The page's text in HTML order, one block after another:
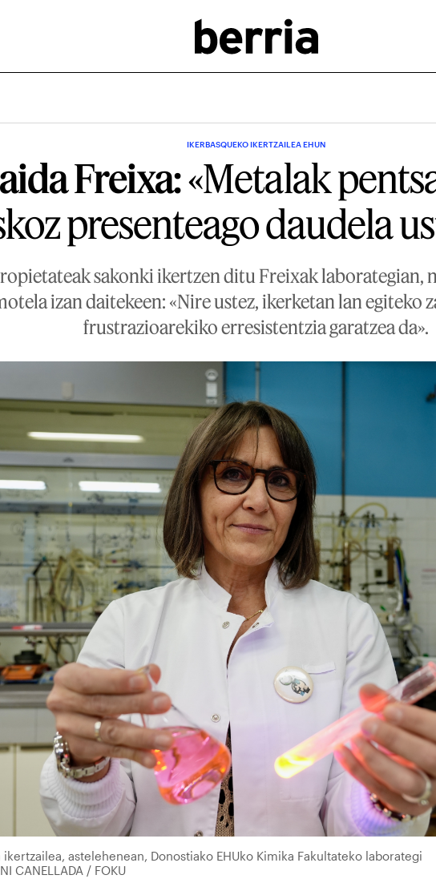
IKERBASQUEKO IKERTZAILEA EHUN
Freixa:«Metalak
presenteago daudela
sakonki ikertzen ditu Freixak laborategian,
izan daitekeen: «Nire ustez, ikerketan lan egiteko
frustrazioarekiko erresistentzia garatzea da».
ikertzailea, astelehenean, Donostiako EHUko Kimika Fakultateko laborategi
CANELLADA / FOKU